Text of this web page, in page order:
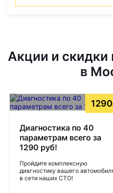
Акции и скидки
в
Диагностика по 40
параметрам всего за
1290 руб!
Пройдите комплексную
диагностику вашего
в сети наших СТО!